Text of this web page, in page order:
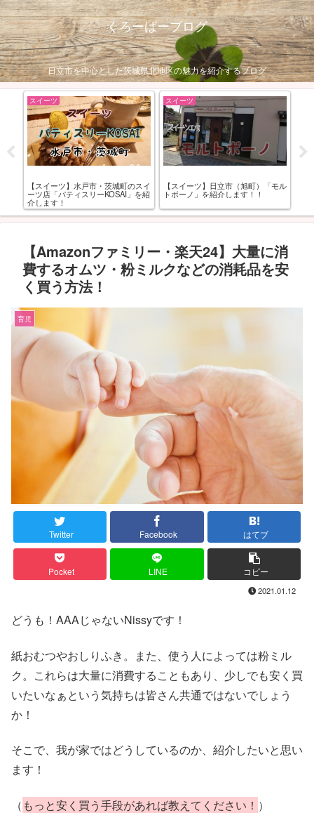
くろーばーブログ
日立市を中心とした茨城県北地区の魅力を紹介するブログ
アウトドア
グルキャン・ソロキャンにおすす
め！「上小川キャンプ場」のプレオ
ープンを調査！
おすすめスポット
【イルミネーション】日立新都市広
場（シビックセンター）のイルミネ
【Amazonファミリー・楽天24】大量に消
費するオムツ・粉ミルクなどの消耗品を安
く買う方法！
育児
Twitter Facebook はてブ
Pocket LINE コピー
2021.01.12
どうも！AAAじゃないNissyです！
紙おむつやおしりふき。また、使う人によっては粉ミル
ク。これらは大量に消費することもあり、少しでも安く買
いたいなぁという気持ちは皆さん共通ではないでしょう
か！
そこで、我が家ではどうしているのか、紹介したいと思い
ます！
（ もっと安く買う手段があれば教えてください！ ）